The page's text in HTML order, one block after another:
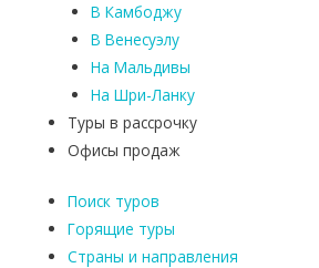
В Камбоджу
В Венесуэлу
На Мальдивы
На Шри-Ланку
Туры в рассрочку
Офисы продаж
Поиск туров
Горящие туры
Страны и направления